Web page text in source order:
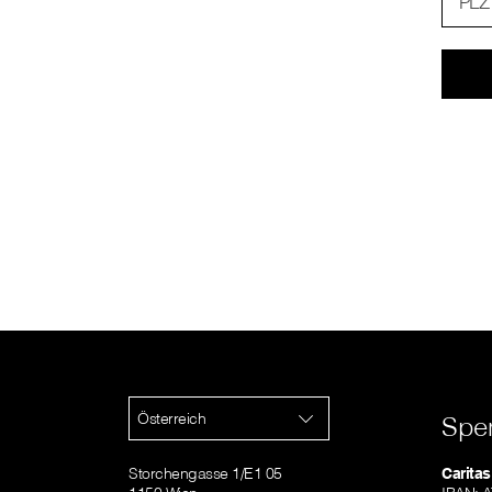
Österreich
Storchengasse 1/E1 05
Caritas